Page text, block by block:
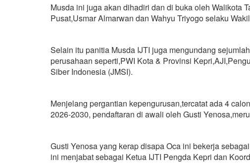
Musda ini juga akan dihadiri dan di buka oleh Walikota
Pusat,Usmar Almarwan dan Wahyu Triyogo selaku
Selain itu panitia Musda IJTI juga mengundang
perusahaan seperti,PWI Kota & Provinsi
Siber Indonesia (JMSI).
Menjelang pergantian kepengurusan,tercatat ada 4
2026-2030, pendaftaran di awali oleh Gusti
Gusti Yenosa yang kerap disapa Oca ini bekerja
ini menjabat sebagai Ketua IJTI Pengda Kepri dan